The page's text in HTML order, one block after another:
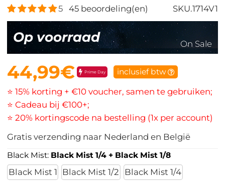
5 45beoordeling(en) SKU.1714V1
Op voorraad On Sale
44,99€ Prime Day inclusief btw
⭐ 15% korting + €10 voucher, samen te gebruiken;
⭐ Cadeau bij €100+;
⭐ 20% kortingscode na bestelling (1x per account)
Gratis verzending naar Nederland en België
Black Mist: Black Mist 1/4 + Black Mist 1/8
Black Mist 1 Black Mist 1/2
Black Mist 1/4